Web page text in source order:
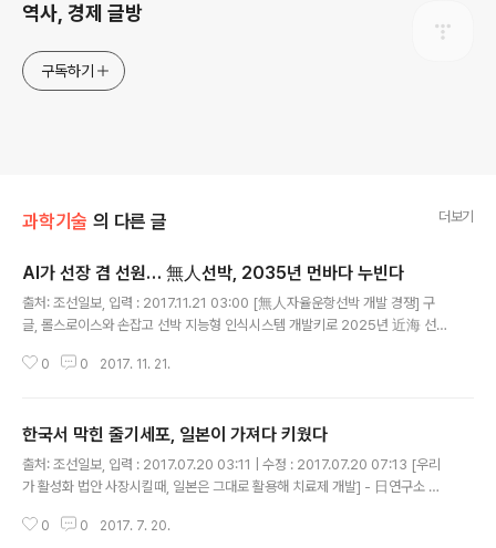
역사, 경제 글방
구독하기
과학기술 의 다른 글 더보기
AI가 선장 겸 선원… 無人선박, 2035년 먼바다 누빈다
출처: 조선일보, 입력 : 2017.11.21 03:00 [無人자율운항선박 개발 경쟁] 구
글, 롤스로이스와 손잡고 선박 지능형 인식시스템 개발키로 2025년 近海 선
박사고 85%, 사람 실수가 원인… 자율운항으로 사고 줄일 수 있어..
0 0 2017. 11. 21.
한국서 막힌 줄기세포, 일본이 가져다 키웠다
출처: 조선일보, 입력 : 2017.07.20 03:11 | 수정 : 2017.07.20 07:13 [우리
가 활성화 법안 사장시킬때, 일본은 그대로 활용해 치료제 개발] - 日연구소 가
줄이 성공 - 의학 연구는 시간싸움인데 한국, 황우석 사태 후 ..
0 0 2017. 7. 20.